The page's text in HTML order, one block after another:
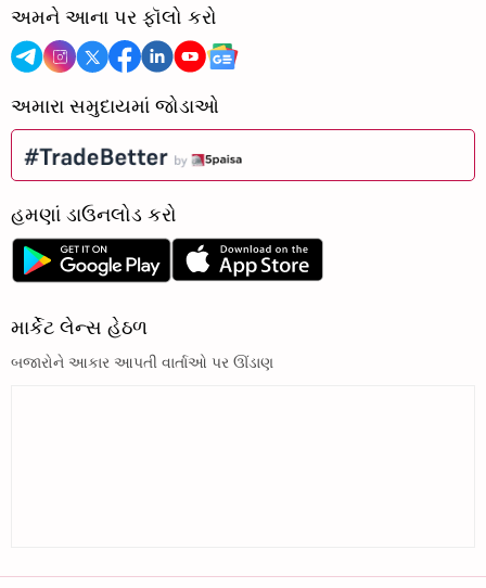
અમને આના પર ફૉલો કરો
અમારા સમુદાયમાં જોડાઓ
હમણાં ડાઉનલોડ કરો
માર્કેટ લેન્સ હેઠળ
બજારોને આકાર આપતી વાર્તાઓ પર ઊંડાણ